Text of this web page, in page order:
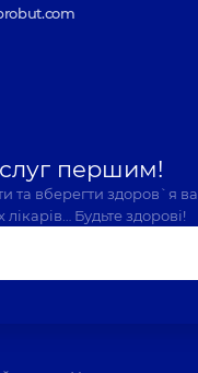
першим!
та вберегти здоров`я
Будьте здорові!